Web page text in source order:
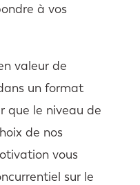
à vos
valeur de
un format
que le niveau de
de nos
vous
sur le